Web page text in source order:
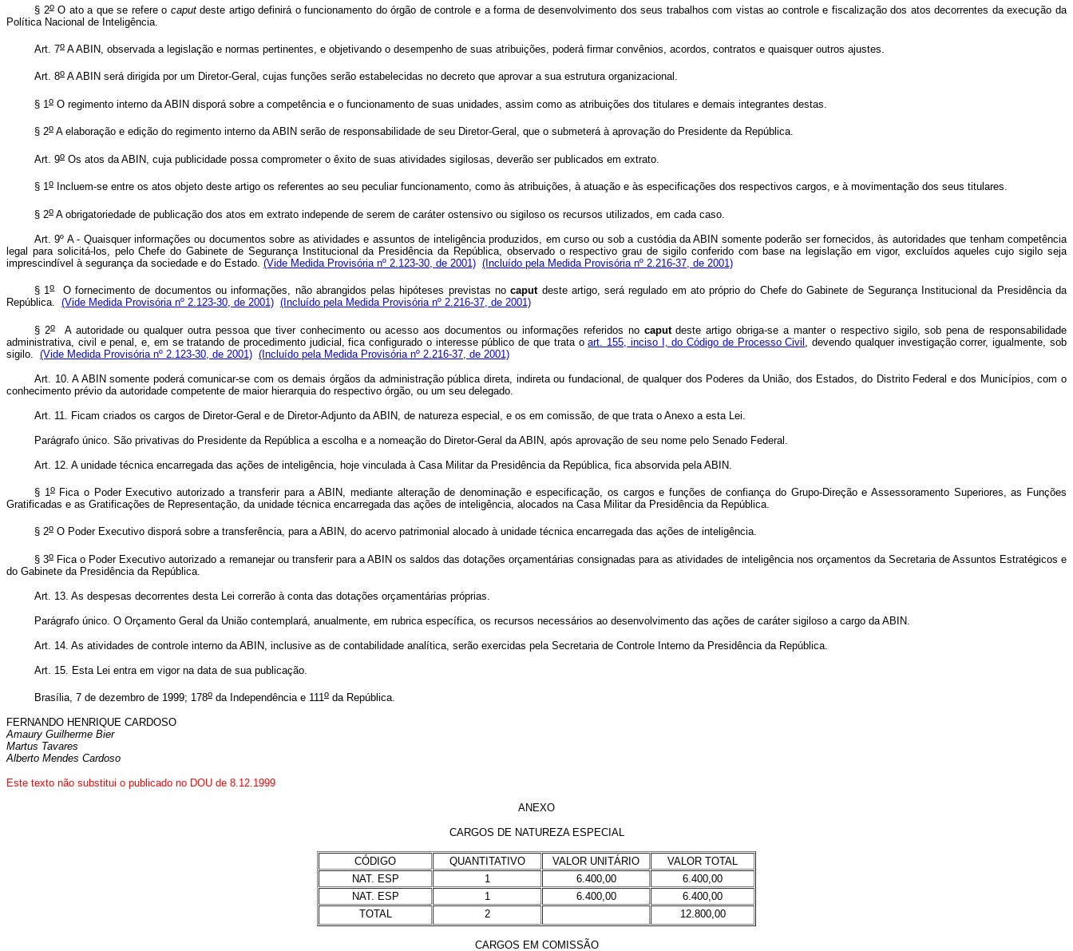
§ 2oO ato a que se refere o caputdeste artigo definirá o funcionamento do órgão de controle e a forma de desenvolvimento dos seus trabalhos com vistas ao controle e fiscalização dos atos decorrentes da execução da
Política Nacional de Inteligência.
Art. 7o A ABIN, observada a legislação e normas pertinentes, e objetivando o desempenho de suas atribuições, poderá firmar convênios, acordos, contratos e quaisquer outros ajustes.
Art. 8o A ABIN será dirigida por um Diretor-Geral, cujas funções serão estabelecidas no decreto que aprovar a sua estrutura organizacional.
§ 1 o O regimento interno da ABIN disporá sobre a competência e o funcionamento de suas unidades, assim como as atribuições dos titulares e demais integrantes destas.
§ 2o A elaboração e edição do regimento interno da ABIN serão de responsabilidade de seu Diretor-Geral, que o submeterá à aprovação do Presidente da República.
Art. 9o Os atos da ABIN, cuja publicidade possa comprometer o êxito de suas atividades sigilosas, deverão ser publicados em extrato.
§ 1o Incluem-se entre os atos objeto deste artigo os referentes ao seu peculiar funcionamento, como às atribuições, à atuação e às especificações dos respectivos cargos, e à movimentação dos seus titulares.
§ 2o A obrigatoriedade de publicação dos atos em extrato independe de serem de caráter ostensivo ou sigiloso os recursos utilizados, em cada caso.
Art. 9º A - Quaisquer informações ou documentos sobre as atividades e assuntos de inteligência produzidos, em curso ou sob a custódia da ABIN somente poderão ser fornecidos, às autoridades que tenham competência
legal para solicitá-los, pelo Chefe do Gabinete de Segurança Institucional da Presidência da República, observado o respectivo grau de sigilo conferido com base na legislação em vigor, excluídos aqueles cujo sigilo seja
imprescindível à segurança da sociedade e do Estado. (Vide Medida Provisória nº 2.123-30, de 2001) (Incluído pela Medida Provisória nº 2.216-37, de 2001)
§ 1oO fornecimento de documentos ou informações, não abrangidos pelas hipóteses previstas nocaputdeste artigo, será regulado em ato próprio do Chefe do Gabinete de Segurança Institucional da Presidência da
República. (Vide Medida Provisória nº 2.123-30, de 2001) (Incluído pela Medida Provisória nº 2.216-37, de 2001)
§ 2oA autoridade ou qualquer outra pessoa que tiver conhecimento ou acesso aos documentos ou informações referidos no caputdeste artigo obriga-se a manter o respectivo sigilo, sob pena de responsabilidade
administrativa, civil e penal, e, em se tratando de procedimento judicial, fica configurado o interesse público de que trata oart. 155, inciso I, do Código de Processo Civil , devendo qualquer investigação correr, igualmente, sob
sigilo. (Vide Medida Provisória nº 2.123-30, de 2001) (Incluído pela Medida Provisória nº 2.216-37, de 2001)
Art. 10. A ABIN somente poderá comunicar-se com os demais órgãos da administração pública direta, indireta ou fundacional, de qualquer dos Poderes da União, dos Estados, do Distrito Federal e dos Municípios, com o
conhecimento prévio da autoridade competente de maior hierarquia do respectivo órgão, ou um seu delegado.
Art. 11. Ficam criados os cargos de Diretor-Geral e de Diretor-Adjunto da ABIN, de natureza especial, e os em comissão, de que trata o Anexo a esta Lei.
Parágrafo único. São privativas do Presidente da República a escolha e a nomeação do Diretor-Geral da ABIN, após aprovação de seu nome pelo Senado Federal.
Art. 12. A unidade técnica encarregada das ações de inteligência, hoje vinculada à Casa Militar da Presidência da República, fica absorvida pela ABIN.
§ 1oFica o Poder Executivo autorizado a transferir para a ABIN, mediante alteração de denominação e especificação, os cargos e funções de confiança do Grupo-Direção e Assessoramento Superiores, as Funções
Gratificadas e as Gratificações de Representação, da unidade técnica encarregada das ações de inteligência, alocados na Casa Militar da Presidência da República.
§ 2o O Poder Executivo disporá sobre a transferência, para a ABIN, do acervo patrimonial alocado à unidade técnica encarregada das ações de inteligência.
§ 3o Fica o Poder Executivo autorizado a remanejar ou transferir para a ABIN os saldos das dotações orçamentárias consignadas para as atividades de inteligência nos orçamentos da Secretaria de Assuntos Estratégicos e
do Gabinete da Presidência da República.
Art. 13. As despesas decorrentes desta Lei correrão à conta das dotações orçamentárias próprias.
Parágrafo único. O Orçamento Geral da União contemplará, anualmente, em rubrica específica, os recursos necessários ao desenvolvimento das ações de caráter sigiloso a cargo da ABIN.
Art. 14. As atividades de controle interno da ABIN, inclusive as de contabilidade analítica, serão exercidas pela Secretaria de Controle Interno da Presidência da República.
Art. 15. Esta Lei entra em vigor na data de sua publicação.
Brasília, 7 de dezembro de 1999; 178o da Independência e 111o da República.
FERNANDO HENRIQUE CARDOSO
Amaury Guilherme Bier
Martus Tavares
Alberto Mendes Cardoso
Este texto não substitui o publicado no DOU de 8.12.1999
ANEXO
CARGOS DE NATUREZA ESPECIAL
CÓDIGO QUANTITATIVO VALOR UNITÁRIO
VALOR TOTAL
NAT. ESP
1 6.400,00
6.400,00
NAT. ESP
1 6.400,00
6.400,00
TOTAL
2 12.800,00
CARGOS EM COMISSÃO